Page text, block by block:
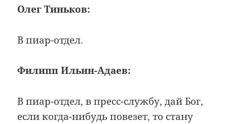
Олег Тиньков:
В пиар-отдел.
Филипп Ильин-Адаев:
В пиар-отдел, в пресс-службу, дай Бог,
если когда-нибудь повезет, то стану